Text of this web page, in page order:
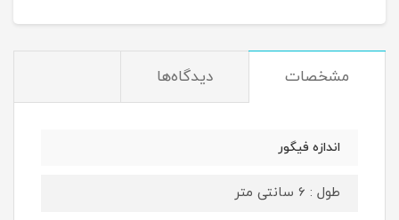
مشخصات دیدگاه‌ها
اندازه فیگور
طول : 6 سانتی متر